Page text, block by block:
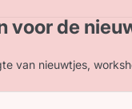
voor de
van nieuwtjes,